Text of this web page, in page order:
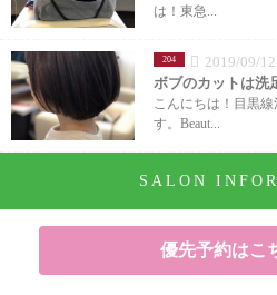
は！東急...
204
2019/09/12
ボブのカットは洗
こんにちは！目黒線
す。Beaut...
SALON
優先予約はこ